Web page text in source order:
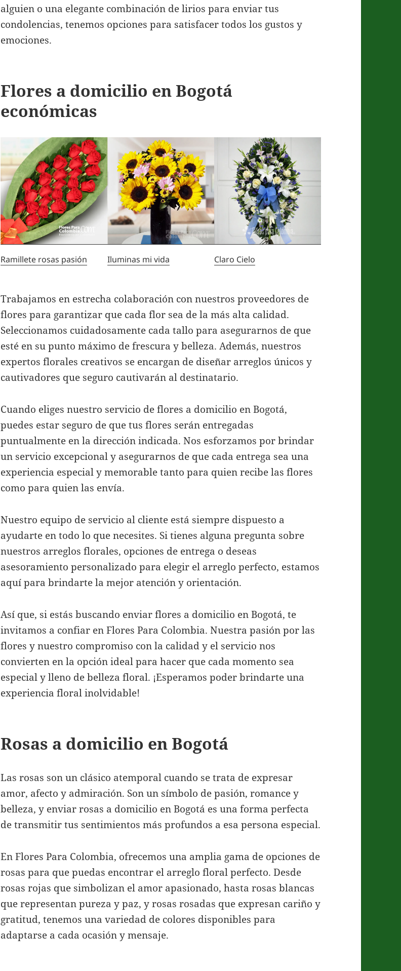
alguien o una elegante combinación de lirios para enviar tus
condolencias, tenemos opciones para satisfacer todos los gustos y
emociones.
Flores a domicilio en Bogotá
económicas
Ramillete rosas pasión Iluminas mi vida Claro Cielo
Trabajamos en estrecha colaboración con nuestros proveedores de
flores para garantizar que cada flor sea de la más alta calidad.
Seleccionamos cuidadosamente cada tallo para asegurarnos de que
esté en su punto máximo de frescura y belleza. Además, nuestros
expertos florales creativos se encargan de diseñar arreglos únicos y
cautivadores que seguro cautivarán al destinatario.
Cuando eliges nuestro servicio de flores a domicilio en Bogotá,
puedes estar seguro de que tus flores serán entregadas
puntualmente en la dirección indicada. Nos esforzamos por brindar
un servicio excepcional y asegurarnos de que cada entrega sea una
experiencia especial y memorable tanto para quien recibe las flores
como para quien las envía.
Nuestro equipo de servicio al cliente está siempre dispuesto a
ayudarte en todo lo que necesites. Si tienes alguna pregunta sobre
nuestros arreglos florales, opciones de entrega o deseas
asesoramiento personalizado para elegir el arreglo perfecto, estamos
aquí para brindarte la mejor atención y orientación.
Así que, si estás buscando enviar flores a domicilio en Bogotá, te
invitamos a confiar en Flores Para Colombia. Nuestra pasión por las
flores y nuestro compromiso con la calidad y el servicio nos
convierten en la opción ideal para hacer que cada momento sea
especial y lleno de belleza floral. ¡Esperamos poder brindarte una
experiencia floral inolvidable!
Rosas a domicilio en Bogotá
Las rosas son un clásico atemporal cuando se trata de expresar
amor, afecto y admiración. Son un símbolo de pasión, romance y
belleza, y enviar rosas a domicilio en Bogotá es una forma perfecta
de transmitir tus sentimientos más profundos a esa persona especial.
En Flores Para Colombia, ofrecemos una amplia gama de opciones de
rosas para que puedas encontrar el arreglo floral perfecto. Desde
rosas rojas que simbolizan el amor apasionado, hasta rosas blancas
que representan pureza y paz, y rosas rosadas que expresan cariño y
gratitud, tenemos una variedad de colores disponibles para
adaptarse a cada ocasión y mensaje.